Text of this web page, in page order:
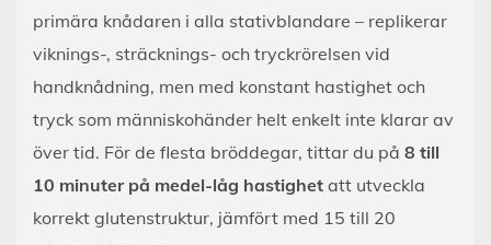
primära knådaren i alla stativblandare – replikerar
viknings-, sträcknings- och tryckrörelsen vid
handknådning, men med konstant hastighet och
tryck som människohänder helt enkelt inte klarar av
över tid. För de flesta bröddegar, tittar du på 8 till
10 minuter på medel-låg hastighet att utveckla
korrekt glutenstruktur, jämfört med 15 till 20